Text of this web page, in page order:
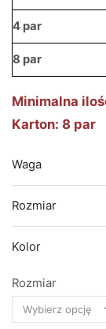
4 par
8 par
Minimalna
Karton: 8 par
Waga
Rozmiar
Kolor
Rozmiar